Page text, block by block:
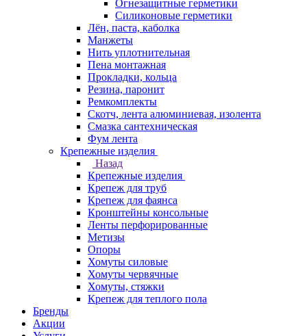
Огнезащитные герметики
Силиконовые герметики
Лён, паста, каболка
Манжеты
Нить уплотнительная
Пена монтажная
Прокладки, кольца
Резина, паронит
Ремкомплекты
Скотч, лента алюминиевая, изолента
Смазка сантехническая
Фум лента
Крепежные изделия
Назад
Крепежные изделия
Крепеж для труб
Крепеж для фаянса
Кронштейны консольные
Ленты перфорированные
Метизы
Опоры
Хомуты силовые
Хомуты червячные
Хомуты, стяжки
Крепеж для теплого пола
Бренды
Акции